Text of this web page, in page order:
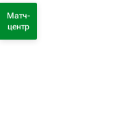
Матч-
центр